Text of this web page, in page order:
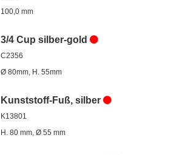
100,0 mm
3/4 Cup silber-gold
C2356
Ø 80mm, H. 55mm
Kunststoff-Fuß, silber
K13801
H. 80 mm, Ø 55 mm